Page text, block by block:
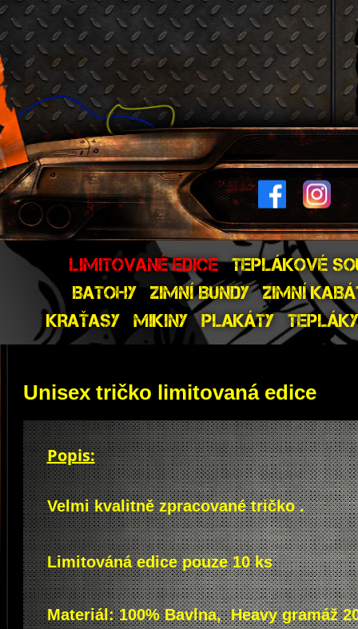
LIMITOVANÉ EDICE
TEPLÁKOVÉ
BATOHY
ZIMNÍ BUNDY
ZIMNÍ
KRAŤASY
MIKINY PLAKÁTY TEPLÁKY
Unisex tričko limitovaná edice
Popis:
Velmi kvalitně zpracované tričko .
Limitováná edice pouze 10 ks
Materiál: 100% Bavlna, Heavy gramáž